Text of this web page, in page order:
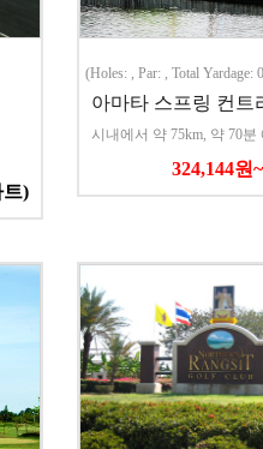
트)
(Holes: , Par: , Total Yardage:
아마타 스프링 컨트
시내에서 약 75km, 약 70분
324,144원~